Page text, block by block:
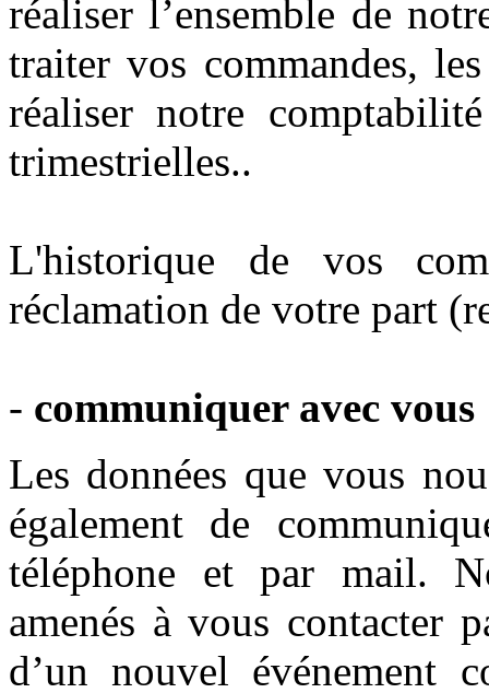
réaliser l’ensemble de
traiter vos commandes,
réaliser notre
trimestrielles..
L'historique de vos
réclamation de votre part
- communiquer avec vous
Les données que vous
également de
téléphone et par mail.
amenés à vous contacter
d’un nouvel événement